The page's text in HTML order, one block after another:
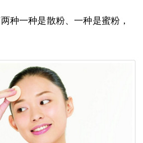
种一种是散粉、一种是蜜粉，